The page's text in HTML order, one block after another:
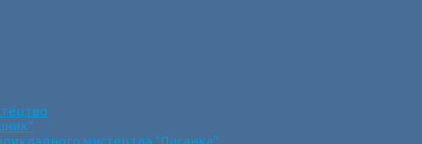
мистецтва “Писанка”